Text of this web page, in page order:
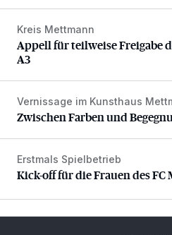
Appell für teilweise Freigabe
Kreis Mettmann
Appell für teilweise Freigabe
A3
Zwischen Farben und
Vernissage im Kunsthaus
Zwischen Farben und
Kick-off für die Frauen des FC
Erstmals Spielbetrieb
Kick-off für die Frauen des